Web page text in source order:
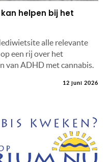
helpen bij het
alle relevante
een rij over het
van ADHD met cannabis.
12 juni 2026